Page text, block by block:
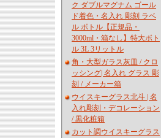
ク ダブルマグナム ゴール
ド着色・名入れ 彫刻 ラベ
ル ボトル【正規品・
3000ml・箱なし】特大ボト
ル 3L 3リットル
角・大型ガラス灰皿 / クロ
ッシング| 名入れ グラス 彫
刻 / メーカー箱
ウイスキーグラス北斗 | 名
入れ彫刻・デコレーション
/ 黒化粧箱
カット調ウイスキーグラス